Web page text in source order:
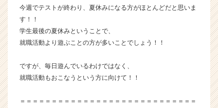
ン
テ
ィ
の
タ
今週でテストが終わり、夏休みになる方がほとんどだと思いま
す！！
学生最後の夏休みということで、
就職活動より遊ぶことの方が多いことでしょう！！
ですが、毎日遊んでいるわけではなく、
就職活動もおこなうという方に向けて！！
＝＝＝＝＝＝＝＝＝＝＝＝＝＝＝＝＝＝＝＝＝＝＝＝＝＝＝＝